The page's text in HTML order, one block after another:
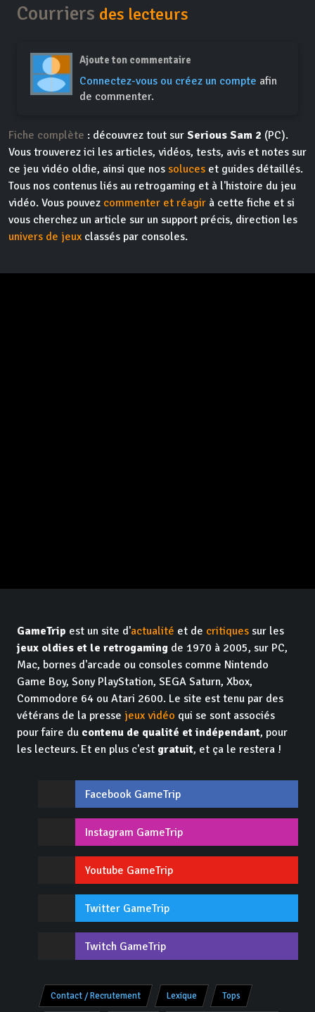
Courriers des lecteurs
Ajoute ton commentaire
Connectez-vous ou créez un compte afin
de commenter.
Fiche complète : découvrez tout sur Serious Sam 2 (PC).
Vous trouverez ici les articles, vidéos, tests, avis et notes sur
ce jeu vidéo oldie, ainsi que nos soluces et guides détaillés.
Tous nos contenus liés au retrogaming et à l'histoire du jeu
vidéo. Vous pouvez commenter et réagir à cette fiche et si
vous cherchez un article sur un support précis, direction les
univers de jeux classés par consoles.
GameTrip est un site d'actualité et de critiques sur les
jeux oldies et le retrogaming de 1970 à 2005, sur PC,
Mac, bornes d'arcade ou consoles comme Nintendo
Game Boy, Sony PlayStation, SEGA Saturn, Xbox,
Commodore 64 ou Atari 2600. Le site est tenu par des
vétérans de la presse jeux vidéo qui se sont associés
pour faire du contenu de qualité et indépendant, pour
les lecteurs. Et en plus c'est gratuit, et ça le restera !
Facebook GameTrip
Instagram GameTrip
Youtube GameTrip
Twitter GameTrip
Twitch GameTrip
Contact / Recrutement Lexique Tops